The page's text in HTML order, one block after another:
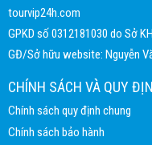
tourvip24h.com
GPKD số 0312181030 do Sở
GĐ/Sở hữu website: Nguyễn
CHÍNH SÁCH VÀ QUY
Chính sách quy định chung
Chính sách bảo hành